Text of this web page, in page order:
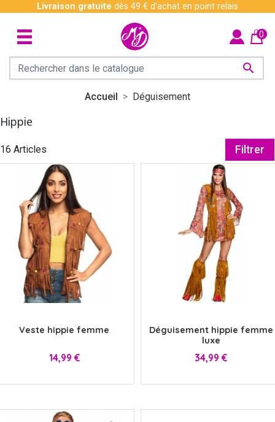
Livraison gratuite dès 49 € d'achat en point relais

0
Accueil Déguisement
Hippie
16 Articles Filtrer
Veste hippie femme
Prix
14,99 €
Déguisement hippie femme
luxe
Prix
34,99 €